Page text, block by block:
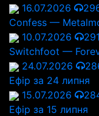
16.07.2026
Confess —
10.07.2026
291
Switchfoot —
24.07.2026
Ефір за 24 липня
15.07.2026
Ефір за 15 липня